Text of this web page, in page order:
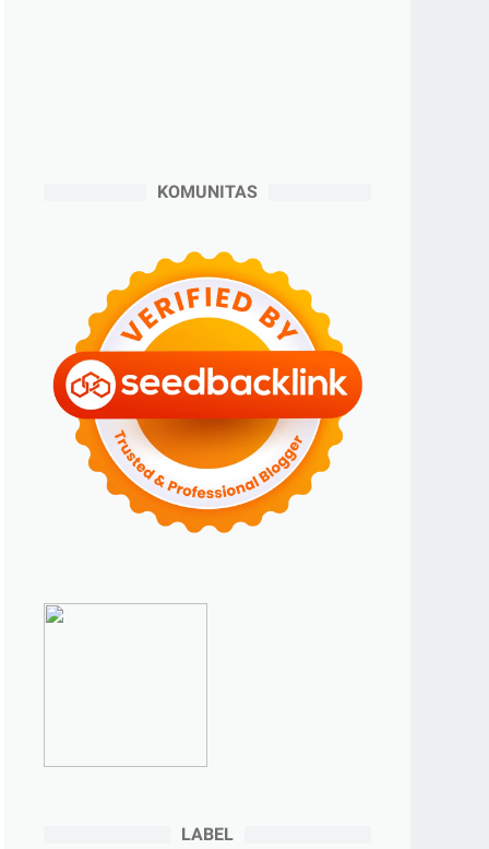
(2)
Maret 2024(2)
►
Februari 2024(6)
►Januari 2024(2)
►2023(70)
►Desember 2023(5)
►November 2023
(6)
►Oktober 2023(6)
September 2023(4)
KOMUNITAS
LABEL